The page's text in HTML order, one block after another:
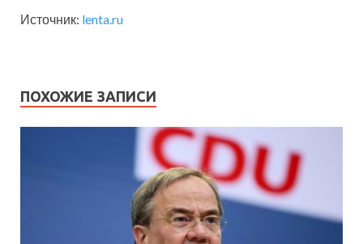
Источник: lenta.ru
ПОХОЖИЕ ЗАПИСИ